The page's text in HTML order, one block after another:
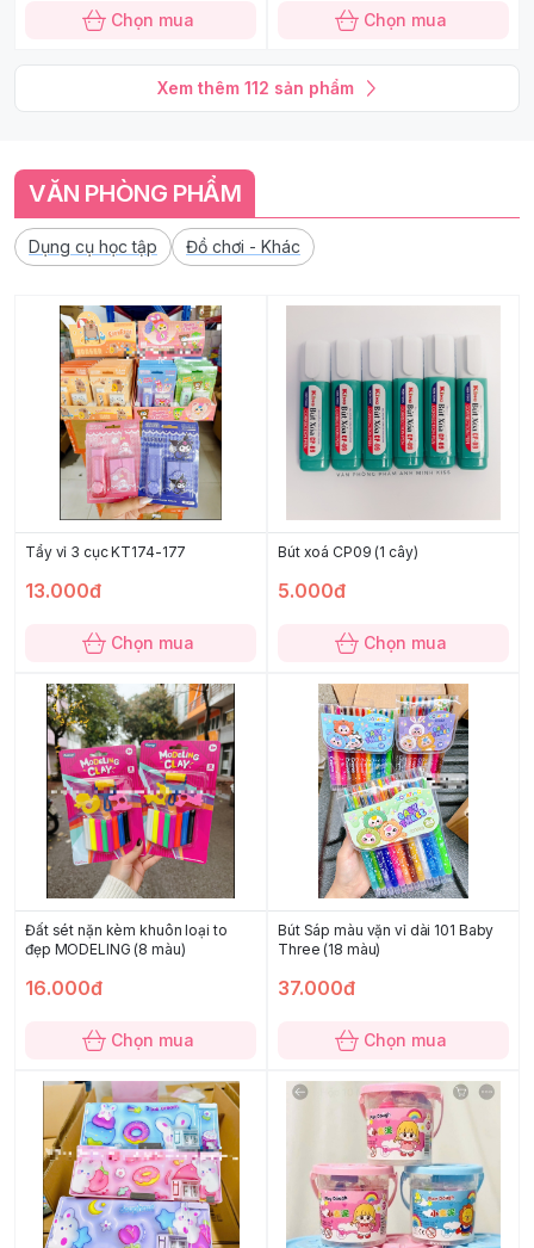
Chọn mua Chọn mua
Xem thêm 112 sản phẩm
VĂN PHÒNG PHẨM
Dụng cụ học tập Đồ chơi - Khác
Tẩy vỉ 3 cục KT174-177
13.000đ
Chọn mua
Bút xoá CP09 (1 cây)
5.000đ
Chọn mua
Đất sét nặn kèm khuôn loại to
đẹp MODELING (8 màu)
16.000đ
Chọn mua
Bút Sáp màu vặn vỉ dài 101 Baby
Three (18 màu)
37.000đ
Chọn mua